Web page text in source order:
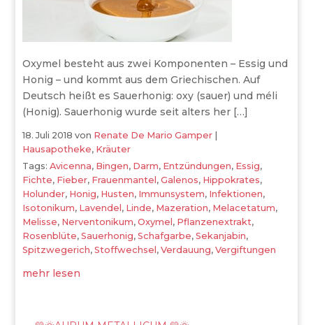
Oxymel besteht aus zwei Komponenten – Essig und
Honig – und kommt aus dem Griechischen. Auf
Deutsch heißt es Sauerhonig: oxy (sauer) und méli
(Honig). Sauerhonig wurde seit alters her […]
18. Juli 2018 von Renate De Mario Gamper
Hausapotheke, Kräuter
Tags:Avicenna, Bingen, Darm, Entzündungen, Essig,
Fichte, Fieber, Frauenmantel ,Galenos, Hippokrates,
Holunder, Honig, Husten, Immunsystem, Infektionen,
Isotonikum, Lavendel , Linde, Mazeration, Melacetatum,
Melisse, Nerventonikum,Oxymel , Pflanzenextrakt,
Rosenblüte,Sauerhonig,Schafgarbe,Sekanjabin,
Spitzwegerich,Stoffwechsel ,Verdauung,Vergiftungen
mehr lesen